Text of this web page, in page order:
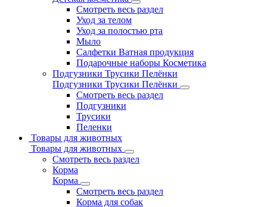
Смотреть весь раздел
Уход за телом
Уход за полостью рта
Мыло
Салфетки Ватная продукция
Подарочные наборы Косметика
Подгузники Трусики Пелёнки
Подгузники Трусики Пелёнки
Смотреть весь раздел
Подгузники
Трусики
Пеленки
Товары для животных
Товары для животных
Смотреть весь раздел
Корма
Корма
Смотреть весь раздел
Корма для собак